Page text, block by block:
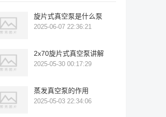
旋片式真空泵是什么泵
2025-06-07 22:36:21
2x70旋片式真空泵讲解
2025-05-30 00:17:29
蒸发真空泵的作用
2025-05-03 22:34:06